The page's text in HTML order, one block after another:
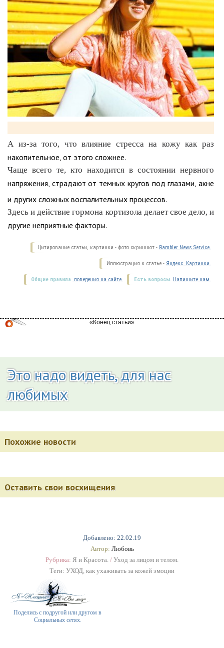
Добавлено: 22.02.19
Автор: Любовь
Рубрика: Я и Красота. / Уход за лицом и телом.
Теги: УХОД, как ухаживать за кожей эмоции
Поделись с подругой или другом в
Социальных сетях.
А из-за того, что влияние стресса на кожу как раз
накопительное, от этого сложнее.
Чаще всего те, кто находится в состоянии нервного
напряжения, страдают от темных кругов под глазами, акне
и других сложных воспалительных процессов.
Здесь и действие гормона кортизола делает свое дело, и
другие неприятные факторы.
Цитирование статьи, картинки - фото скриншот - Rambler News Service.
Иллюстрация к статье - Яндекс. Картинки.
Есть вопросы. Напишите нам.
Общие правила поведения на сайте.
Это надо видеть, для нас
любимых
Похожие новости
Оставить свои восхищения